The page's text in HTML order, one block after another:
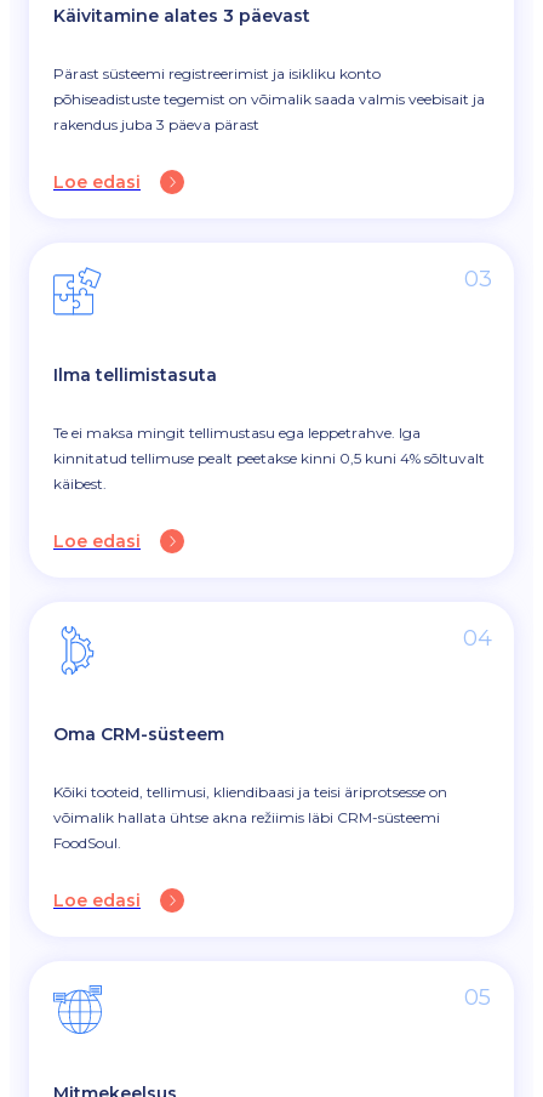
Käivitamine alates 3 päevast
Pärast süsteemi registreerimist ja isikliku konto
põhiseadistuste tegemist on võimalik saada valmis veebisait ja
rakendus juba 3 päeva pärast
Loe edasi
03
Ilma tellimistasuta
Te ei maksa mingit tellimustasu ega leppetrahve. Iga
kinnitatud tellimuse pealt peetakse kinni 0,5 kuni 4% sõltuvalt
käibest.
Loe edasi
04
Oma CRM-süsteem
Kõiki tooteid, tellimusi, kliendibaasi ja teisi äriprotsesse on
võimalik hallata ühtse akna režiimis läbi CRM-süsteemi
FoodSoul.
Loe edasi
05